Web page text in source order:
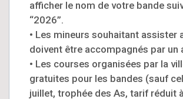
afficher le nom de votre bande
“2026”.
• Les mineurs souhaitant assister
doivent être accompagnés par un
• Les courses organisées par la
gratuites pour les bandes (sauf
juillet, trophée des As, tarif réduit